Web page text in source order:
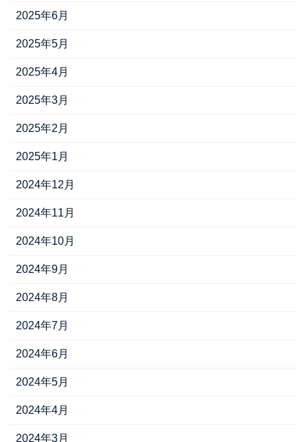
2025年6月
2025年5月
2025年4月
2025年3月
2025年2月
2025年1月
2024年12月
2024年11月
2024年10月
2024年9月
2024年8月
2024年7月
2024年6月
2024年5月
2024年4月
2024年3月